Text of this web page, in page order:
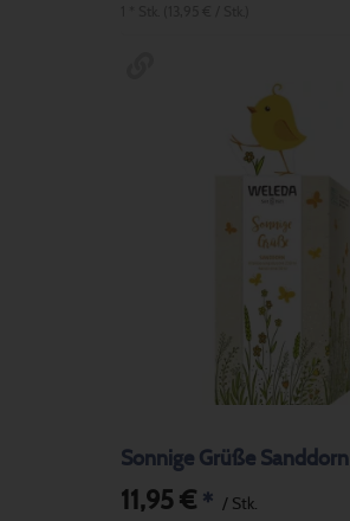
Sonnige Grüße Sanddorn
11,95 € * / Stk.